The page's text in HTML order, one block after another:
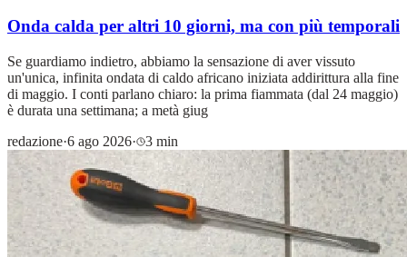
Onda calda per altri 10 giorni, ma con più temporali
Se guardiamo indietro, abbiamo la sensazione di aver vissuto
un'unica, infinita ondata di caldo africano iniziata addirittura alla fine
di maggio. I conti parlano chiaro: la prima fiammata (dal 24 maggio)
è durata una settimana; a metà giug
redazione·6 ago 2026· 3 min